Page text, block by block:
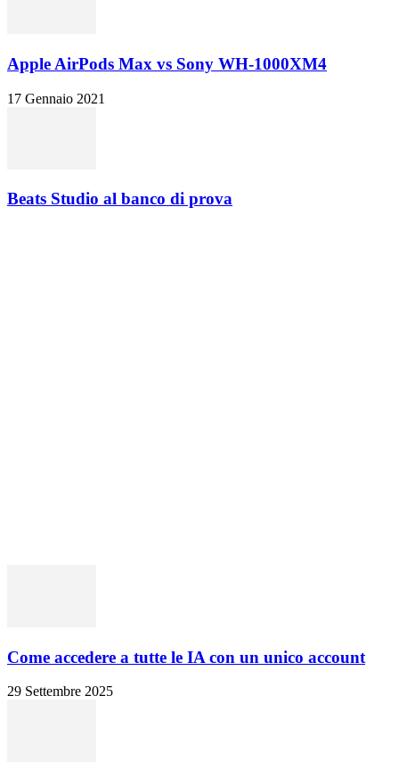
Apple AirPods Max vs Sony WH-1000XM4
17 Gennaio 2021
Beats Studio al banco di prova
Come accedere a tutte le IA con un unico account
29 Settembre 2025